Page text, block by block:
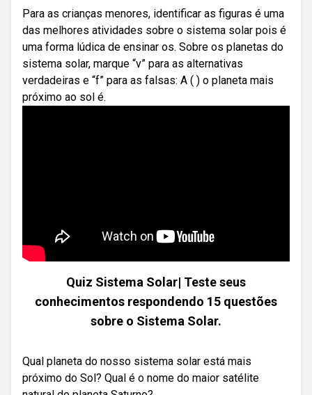
Para as crianças menores, identificar as figuras é uma
das melhores atividades sobre o sistema solar pois é
uma forma lúdica de ensinar os. Sobre os planetas do
sistema solar, marque “v” para as alternativas
verdadeiras e “f” para as falsas: A ( ) o planeta mais
próximo ao sol é.
Quiz Sistema Solar| Teste seus
conhecimentos respondendo 15 questões
sobre o Sistema Solar.
Qual planeta do nosso sistema solar está mais
próximo do Sol? Qual é o nome do maior satélite